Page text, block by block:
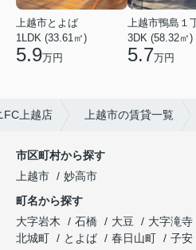
上越市とよば
1LDK (33.61㎡)
5.9万円
上越市鴨島１
3DK (58.32㎡)
5.7万円
FC上越店 上越市の賃貸一覧
市区町村から探す
上越市
妙高市
町名から探す
大字岩木
石橋 大豆 大字滝寺
北城町
とよば 春日山町
子安